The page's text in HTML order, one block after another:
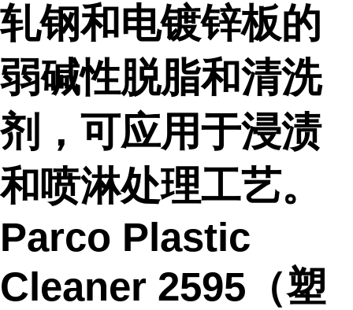
轧钢和电镀锌板的
弱碱性脱脂和清洗
剂，可应用于浸渍
和喷淋处理工艺。
Parco Plastic
Cleaner 2595（塑